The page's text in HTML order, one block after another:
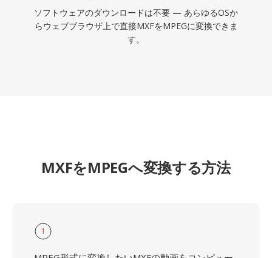
ソフトウェアのダウンロードは不要 — あらゆるOSか
らウェブブラウザ上で直接MXFをMPEGに変換できま
す。
MXFをMPEGへ変換する方法
1